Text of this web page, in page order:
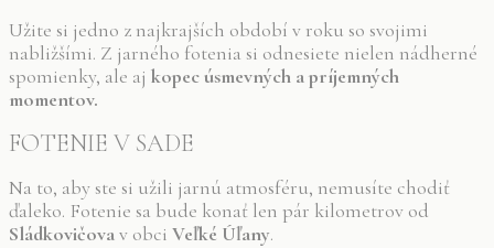
Užite si jedno z najkrajších období v roku so svojimi
nabližšími. Z jarného fotenia si odnesiete nielen nádherné
spomienky, ale aj kopec úsmevných a príjemných
momentov.
FOTENIE V SADE
Na to, aby ste si užili jarnú atmosféru, nemusíte chodiť
ďaleko. Fotenie sa bude konať len pár kilometrov od
Sládkovičovav obci Veľké Úľany.